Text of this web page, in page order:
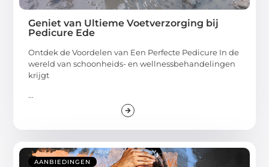
Geniet van Ultieme Voetverzorging bij
Pedicure Ede
Ontdek de Voordelen van Een Perfecte Pedicure In de
wereld van schoonheids- en wellnessbehandelingen
krijgt
...
AANBIEDINGEN